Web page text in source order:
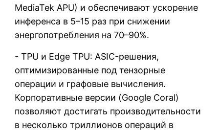
MediaTek APU) и обеспечивают ускорение
инференса в 5–15 раз при снижении
энергопотребления на 70–90%.
- TPU и Edge TPU: ASIC-решения,
оптимизированные под тензорные
операции и графовые вычисления.
Корпоративные версии (Google Coral)
позволяют достигать производительности
в несколько триллионов операций в